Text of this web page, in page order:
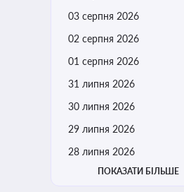
03 серпня 2026
02 серпня 2026
01 серпня 2026
31 липня 2026
30 липня 2026
29 липня 2026
28 липня 2026
ПОКАЗАТИ БІЛЬШЕ